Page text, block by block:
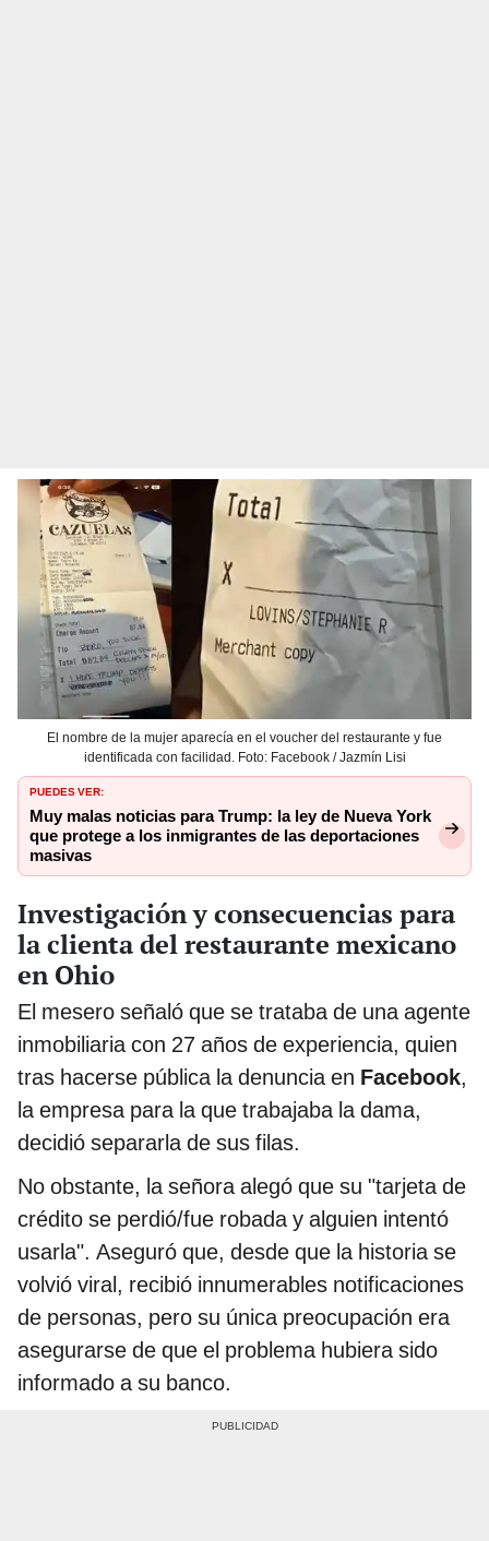
El nombre de la mujer aparecía en el voucher del restaurante y fue
identificada con facilidad. Foto: Facebook / Jazmín Lisi
PUEDES VER:
Muy malas noticias para Trump: la ley de Nueva York
que protege a los inmigrantes de las deportaciones
masivas
Investigación y consecuencias para
la clienta del restaurante mexicano
en Ohio
El mesero señaló que se trataba de una agente
inmobiliaria con 27 años de experiencia, quien
tras hacerse pública la denuncia en Facebook,
la empresa para la que trabajaba la dama,
decidió separarla de sus filas.
No obstante, la señora alegó que su "tarjeta de
crédito se perdió/fue robada y alguien intentó
usarla". Aseguró que, desde que la historia se
volvió viral, recibió innumerables notificaciones
de personas, pero su única preocupación era
asegurarse de que el problema hubiera sido
informado a su banco.